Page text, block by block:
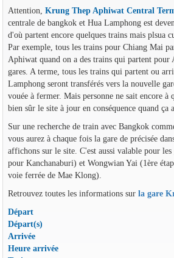
Attention, Krung Thep Aphiwat Central
centrale de bangkok et Hua Lamphong est
d'où partent encore quelques trains mais plsua
Par exemple, tous les trains pour Chiang Mai
Aphiwat quand on a des trains qui partent pour
gares. A terme, tous les trains qui partent ou
Lamphong seront transférés vers la nouvelle
vouée à fermer. Mais personne ne sait encore à
bien sûr le site à jour en conséquence quand ça
Sur une recherche de train avec Bangkok
vous aurez à chaque fois la gare de précisée
affichons sur le site. C'est aussi valable pour
pour Kanchanaburi) et Wongwian Yai (1ère
voie ferrée de Mae Klong).
Retrouvez toutes les informations sur la gare
Départ
Départ(s)
Arrivée
Heure arrivée